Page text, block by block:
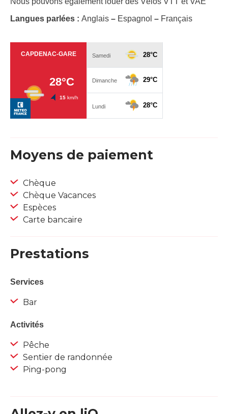
Langues parlées : Anglais – Espagnol – Français
Moyens de paiement
Chèque
Chèque Vacances
Espèces
Carte bancaire
Prestations
Services
Bar
Activités
Pêche
Sentier de randonnée
Ping-pong